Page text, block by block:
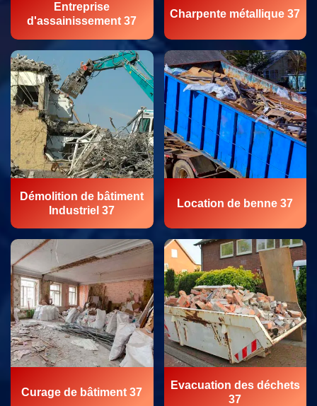
Entreprise
d'assainissement 37
Charpente métallique 37
Démolition de bâtiment
Industriel 37
Location de benne 37
Curage de bâtiment 37
Evacuation des déchets
37